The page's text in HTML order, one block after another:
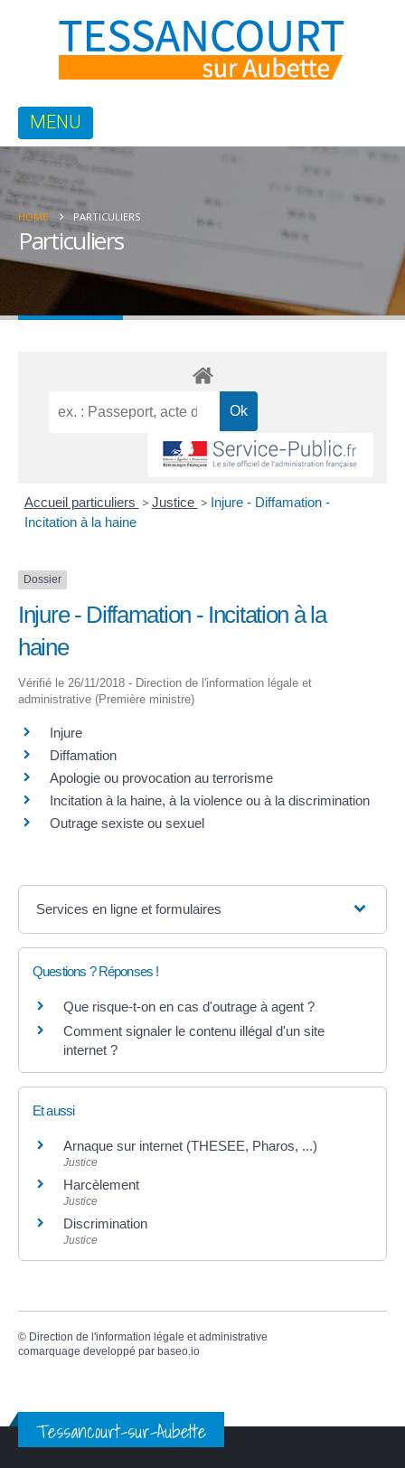
HOME PARTICULIERS
Particuliers
Accueil particuliers > Justice > Injure - Diffamation -
Incitation à la haine
Dossier
Injure - Diffamation - Incitation à la
haine
Vérifié le 26/11/2018 - Direction de l'information légale et
administrative (Première ministre)
Injure
Diffamation
Apologie ou provocation au terrorisme
Incitation à la haine, à la violence ou à la discrimination
Outrage sexiste ou sexuel
Services en ligne et formulaires
Questions ? Réponses !
Que risque-t-on en cas d'outrage à agent ?
Comment signaler le contenu illégal d'un site
internet ?
Et aussi
Arnaque sur internet (THESEE, Pharos, ...)
Justice
Harcèlement
Justice
Discrimination
Justice
© Direction de l'information légale et administrative
comarquage developpé par baseo.io
Tessancourt-sur-Aubette